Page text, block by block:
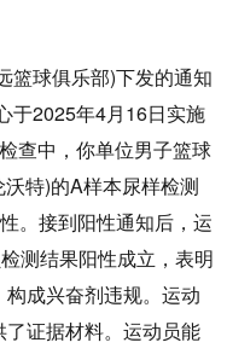
篮球俱乐部)下发的通知
于2025年4月16日实施
查中，你单位男子篮球
特)的A样本尿样检测
。接到阳性通知后，运
测结果阳性成立，表明
成兴奋剂违规。运动
证据材料。运动员能